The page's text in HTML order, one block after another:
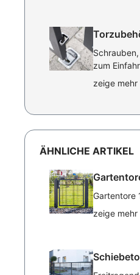
zum
zeige mehr
ÄHNLICHE ARTIKEL
Gartentore
zeige mehr